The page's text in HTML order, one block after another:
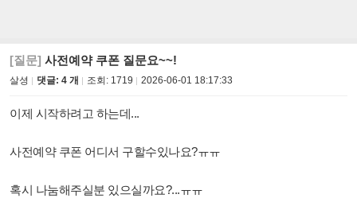
[질문] 사전예약 쿠폰 질문요~~!
살셩 댓글: 4 개 조회: 1719 2026-06-01 18:17:33
이제 시작하려고 하는데...
사전예약 쿠폰 어디서 구할수있나요?ㅠㅠ
혹시 나눔해주실분 있으실까요?...ㅠㅠ